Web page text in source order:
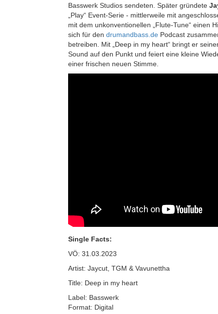
Basswerk Studios sendeten. Später gründete
„Play“ Event-Serie - mittlerweile mit
mit dem unkonventionellen „Flute-Tune“ einen
sich für den drumandbass.de Podcast
betreiben. Mit „Deep in my heart“ bringt er
Sound auf den Punkt und feiert eine kleine
einer frischen neuen Stimme.
Single Facts:
VÖ: 31.03.2023
Artist: Jaycut, TGM & Vavunettha
Title: Deep in my heart
Label: Basswerk
Format: Digital